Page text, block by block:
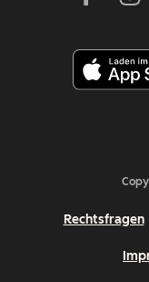
Rechtsfragen